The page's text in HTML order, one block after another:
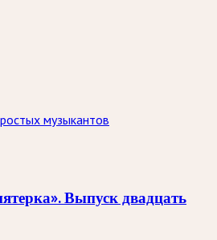
музыкантов
Выпуск двадцать